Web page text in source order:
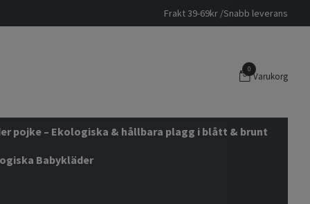
Frakt 39-69kr /Snabb leverans
0
Varukorg
pojke – Ekologiska & hållbara plagg i blått & brunt
Babykläder